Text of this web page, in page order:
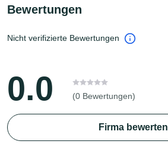
Bewertungen
Nicht verifizierte Bewertungen
0.0 (0 Bewertungen)
Firma bewerten